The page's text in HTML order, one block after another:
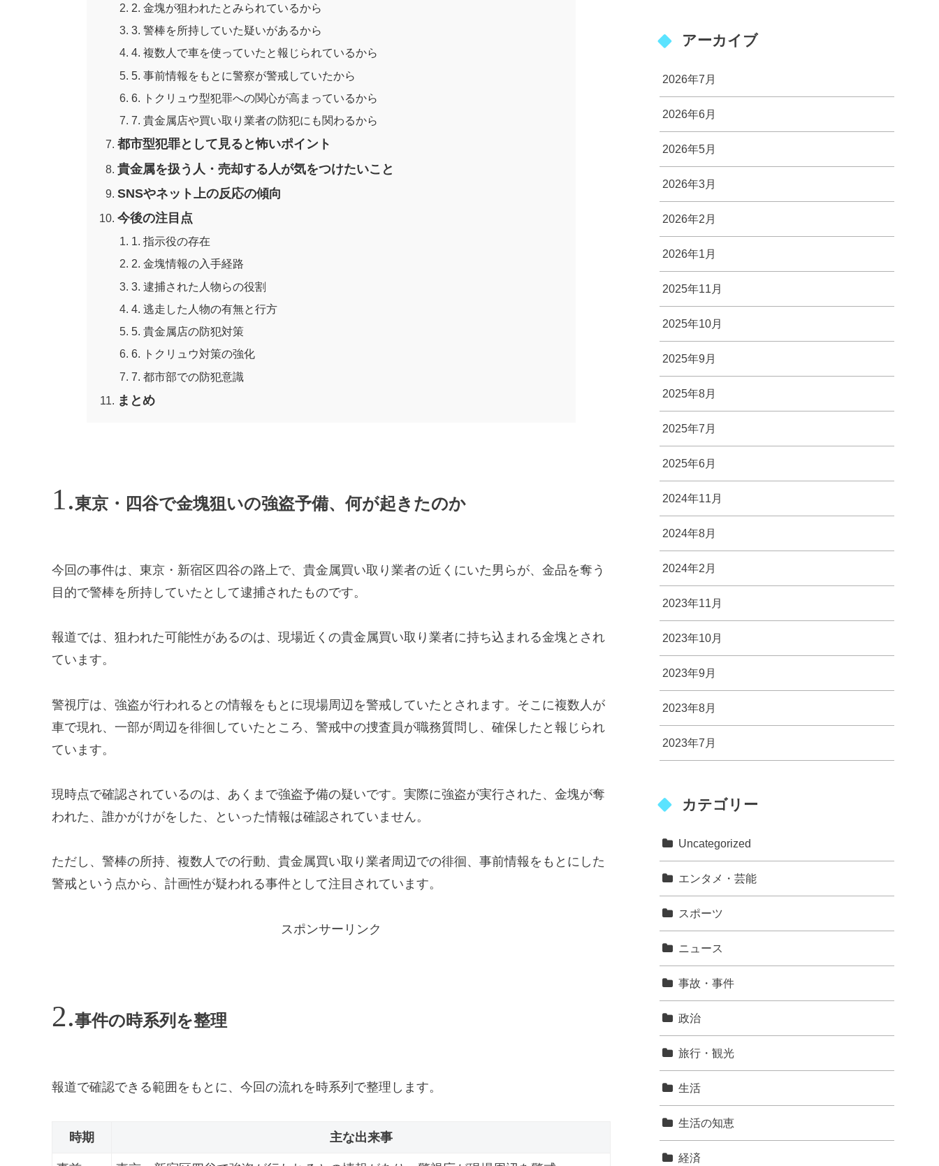
2. 金塊が狙われたとみられているから
3. 警棒を所持していた疑いがあるから
4. 複数人で車を使っていたと報じられているから
5. 事前情報をもとに警察が警戒していたから
6. トクリュウ型犯罪への関心が高まっているから
7. 貴金属店や買い取り業者の防犯にも関わるから
都市型犯罪として見ると怖いポイント
貴金属を扱う人・売却する人が気をつけたいこと
SNSやネット上の反応の傾向
今後の注目点
1. 指示役の存在
2. 金塊情報の入手経路
3. 逮捕された人物らの役割
4. 逃走した人物の有無と行方
5. 貴金属店の防犯対策
6. トクリュウ対策の強化
7. 都市部での防犯意識
まとめ
東京・四谷で金塊狙いの強盗予備、何が起きたのか
今回の事件は、東京・新宿区四谷の路上で、貴金属買い取り業者の近くにいた男らが、金品を奪う
目的で警棒を所持していたとして逮捕されたものです。
報道では、狙われた可能性があるのは、現場近くの貴金属買い取り業者に持ち込まれる金塊とされ
ています。
警視庁は、強盗が行われるとの情報をもとに現場周辺を警戒していたとされます。そこに複数人が
車で現れ、一部が周辺を徘徊していたところ、警戒中の捜査員が職務質問し、確保したと報じられ
ています。
現時点で確認されているのは、あくまで強盗予備の疑いです。実際に強盗が実行された、金塊が奪
われた、誰かがけがをした、といった情報は確認されていません。
ただし、警棒の所持、複数人での行動、貴金属買い取り業者周辺での徘徊、事前情報をもとにした
警戒という点から、計画性が疑われる事件として注目されています。
スポンサーリンク
事件の時系列を整理
報道で確認できる範囲をもとに、今回の流れを時系列で整理します。
時期 主な出来事
アーカイブ
2026年7月
2026年6月
2026年5月
2026年3月
2026年2月
2026年1月
2025年11月
2025年10月
2025年9月
2025年8月
2025年7月
2025年6月
2024年11月
2024年8月
2024年2月
2023年11月
2023年10月
2023年9月
2023年8月
2023年7月
カテゴリー
Uncategorized
エンタメ・芸能
スポーツ
ニュース
事故・事件
政治
旅行・観光
生活
生活の知恵
経済